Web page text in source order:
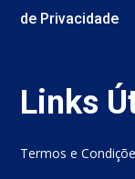
de Privacidade
Links
Termos e